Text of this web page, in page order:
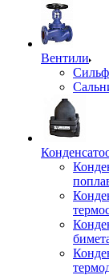
Вентили